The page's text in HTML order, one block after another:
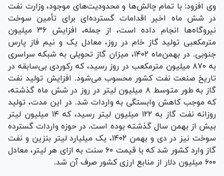
وی افزود: با تمام چالش‌ها و محدودیت‌های موجود، وزارت نفت
در شش ماه اخیر اقدامات گسترده‌ای برای تأمین سوخت
نیروگاه‌ها انجام داده است، از جمله، افزایش ۳۶ میلیون
مترمکعبی تولید گاز خام در روز، معادل یک و نیم فاز پارس
جنوبی. در بهمن‌ماه ۱۴۰۲، میزان گاز تحویلی به شبکه سراسری
به ۸۷۰ میلیون مترمکعب در روز رسید، که رکوردی بی‌سابقه در
تاریخ صنعت نفت کشور محسوب می‌شود. افزایش تولید نفت
گاز به طور متوسط ۸ میلیون لیتر در روز در شش ماه گذشته،
که موجب کاهش وابستگی به واردات شد. در این مدت، تولید
روزانه نفت گاز به ۱۲۲ میلیون لیتر رسید، که ۱۴ میلیون لیتر
بیش از بهمن سال گذشته بوده است. در حوزه واردات گسترده
سوخت نیز در دی و بهمن ۱۴۰۲، یک میلیارد لیتر بنزین و نفت
گاز وارد کشور شد که با قیمت ۶۰ سنت به ازای هر لیتر، معادل
۶۰۰ میلیون دلار از منابع ارزی کشور صرف آن شد.